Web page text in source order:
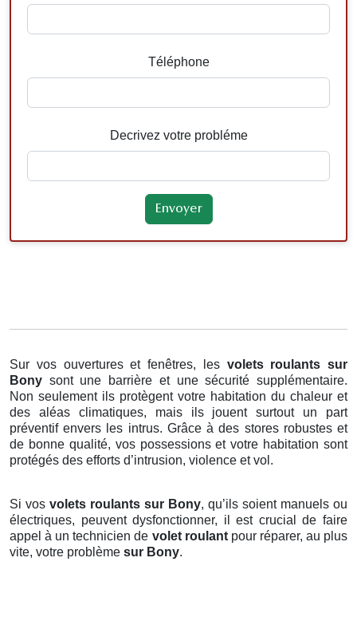
Téléphone
Decrivez votre probléme
Sur vos ouvertures et fenêtres, les volets roulants sur
Bony sont une barrière et une sécurité supplémentaire.
Non seulement ils protègent votre habitation du chaleur et
des aléas climatiques, mais ils jouent surtout un part
préventif envers les intrus. Grâce à des stores robustes et
de bonne qualité, vos possessions et votre habitation sont
protégés des efforts d’intrusion, violence et vol.
Si vos volets roulants sur Bony, qu’ils soient manuels ou
électriques, peuvent dysfonctionner, il est crucial de faire
appel à un technicien de volet roulantpour réparer, au plus
vite, votre problème sur Bony.